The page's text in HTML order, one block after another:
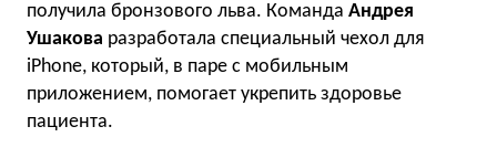
получила бронзового льва. Команда Андрея
Ушакова разработала специальный чехол для
iPhone, который, в паре с мобильным
приложением, помогает укрепить здоровье
пациента.